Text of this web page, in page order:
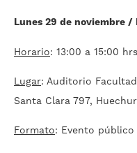
Lunes 29 de noviembre /
Horario: 13:00 a 15:00
Lugar: Auditorio
Santa Clara 797,
Formato: Evento público